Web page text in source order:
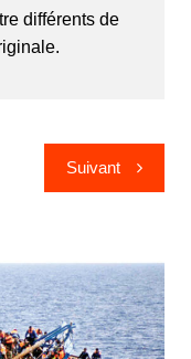
différents de
Suivant